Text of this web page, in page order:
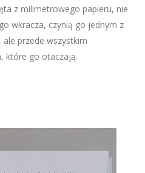
z milimetrowego papieru, nie
wkracza, czynią go jednym z
przede wszystkim
które go otaczają.